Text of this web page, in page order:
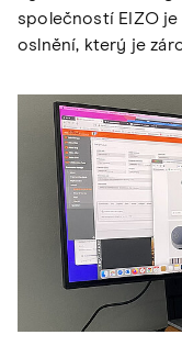
společností EIZO
oslnění, který je